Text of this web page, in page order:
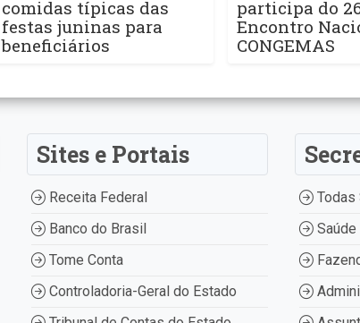
comidas típicas das
festas juninas para
beneficiários
participa do
Encontro
CONGEMAS
Sites e Portais
Receita Federal
Banco do Brasil
Tome Conta
Controladoria-Geral do Estado
Todas
Saúde